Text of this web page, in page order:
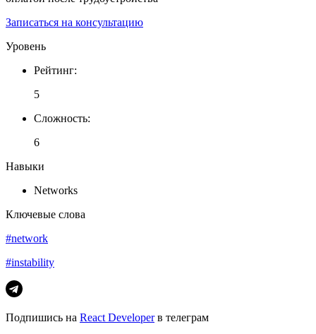
Записаться на консультацию
Уровень
Рейтинг:
5
Сложность:
6
Навыки
Networks
Ключевые слова
#network
#instability
Подпишись на React Developerв телеграм